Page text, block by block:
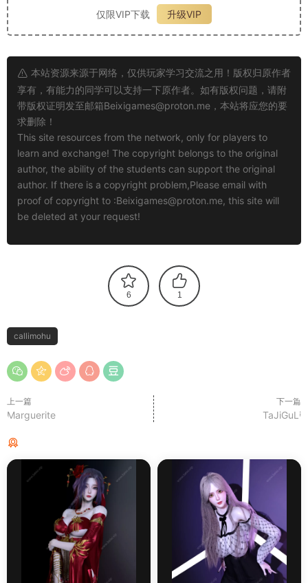
仅限VIP下载
升级VIP
本站资源来源于网络，仅供玩家学习交流之用！版权归原作者
享有，有能力的同学可以支持一下原作者。如有版权问题，请附
带版权证明发至邮箱Beixigames@proton.me ，本站将应您的要
求删除！
This site resources from the network, only for players to
learn and exchange! The copyright belongs to the original
author, the ability of the students can support the original
author. If there is a copyright problem,Please email with
proof of copyright to :Beixigames@proton.me, this site will
be deleted at your request!
6 1
callimohu
上一篇
Marguerite
下一篇
TaJiGuLi